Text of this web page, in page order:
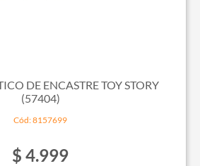
DE ENCASTRE TOY STORY
(57404)
Cód: 8157699
$ 4.999